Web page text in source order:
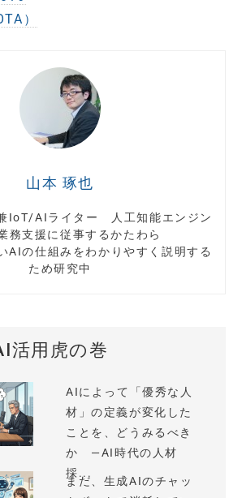
）
山本 琢也
IoT/AIライター 人工知能エンジン
務支援に従事するかたわら
AIの仕組みをわかりやすく説明する
ため研究中
活用虎の巻
AIによって「優秀な人
材」の定義が変化した
ことを、どうみるべき
か —AI時代の人材
採...
まだ、生成AIのチャッ